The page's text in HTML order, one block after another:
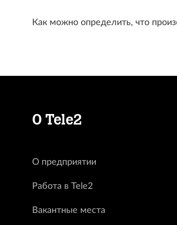
Как можно определить, что
О Tele2
О предприятии
Работа в Tele2
Вакантные места